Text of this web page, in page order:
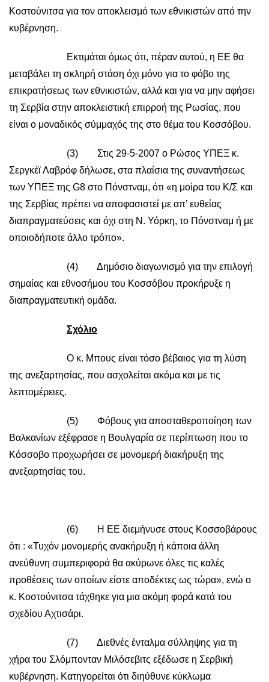
Κοστούνιτσα για τον αποκλεισμό των εθνικιστών από την
κυβέρνηση.
Εκτιμάται όμως ότι, πέραν αυτού, η ΕΕ θα
μεταβάλει τη σκληρή στάση όχι μόνο για το φόβο της
επικρατήσεως των εθνικιστών, αλλά και για να μην αφήσει
τη Σερβία στην αποκλειστική επιρροή της Ρωσίας, που
είναι ο μοναδικός σύμμαχός της στο θέμα του Κοσσόβου.
(3) Στις 29-5-2007 ο Ρώσος ΥΠΕΞ κ.
Σεργκέϊ Λαβρόφ δήλωσε, στα πλαίσια της συναντήσεως
των ΥΠΕΞ της G8 στο Πόνστναμ, ότι «η μοίρα του Κ/Σ και
της Σερβίας πρέπει να αποφασιστεί με απ’ ευθείας
διαπραγματεύσεις και όχι στη Ν. Υόρκη, το Πόνστναμ ή με
οποιοδήποτε άλλο τρόπο».
(4) Δημόσιο διαγωνισμό για την επιλογή
σημαίας και εθνοσήμου του Κοσσόβου προκήρυξε η
διαπραγματευτική ομάδα.
Σχόλιο
Ο κ. Μπους είναι τόσο βέβαιος για τη λύση
της ανεξαρτησίας, που ασχολείται ακόμα και με τις
λεπτομέρειες.
(5) Φόβους για αποσταθεροποίηση των
Βαλκανίων εξέφρασε η Βουλγαρία σε περίπτωση που το
Κόσσοβο προχωρήσει σε μονομερή διακήρυξη της
ανεξαρτησίας του.
(6) Η ΕΕ διεμήνυσε στους Κοσσοβάρους
ότι : «Τυχόν μονομερής ανακήρυξη ή κάποια άλλη
ανεύθυνη συμπεριφορά θα ακύρωνε όλες τις καλές
προθέσεις των οποίων είστε αποδέκτες ως τώρα», ενώ ο
κ. Κοστούνιτσα τάχθηκε για μια ακόμη φορά κατά του
σχεδίου Αχτισάρι.
(7) Διεθνές ένταλμα σύλληψης για τη
χήρα του Σλόμπονταν Μιλόσεβιτς εξέδωσε η Σερβική
κυβέρνηση. Κατηγορείται ότι διηύθυνε κύκλωμα